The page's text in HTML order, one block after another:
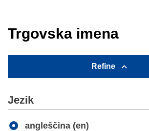
Trgovska imena
Refine
Jezik
angleščina (en)